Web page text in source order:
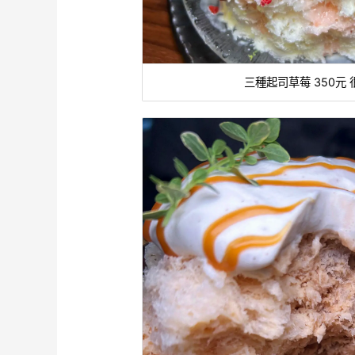
三種起司草莓 350元